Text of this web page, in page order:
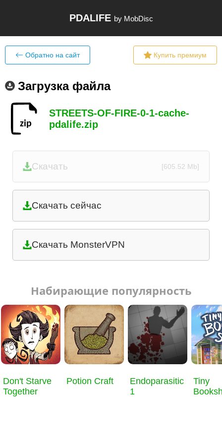
PDALIFE by MobDisc
Обратно на сайт Купить премиум
Загрузка файла
STREETS-OF-FIRE-0-1-cache-
pdalife.zip
Скачать [605.52 Mb]
Скачать сейчас
Скачать MonsterVPN
Набирающие популярность
Don't Starve
Together
Potion Craft
Endoparasitic
1
Tiny